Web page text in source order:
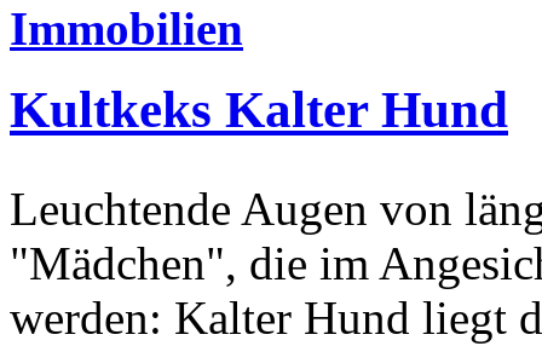
Immobilien
Kultkeks Kalter Hund
Leuchtende Augen von
"Mädchen", die im
werden: Kalter Hund liegt